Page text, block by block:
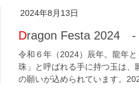
2024年8月13日
Dragon Festa 2024
令和６年（2024）辰年。龍年
珠」と呼ばれる手に持つ玉は、
の願いが込められています。